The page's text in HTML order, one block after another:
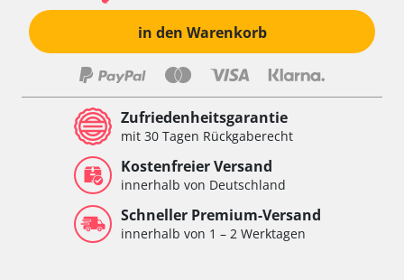
in den Warenkorb
Zufriedenheitsgarantie
mit 30 Tagen Rückgaberecht
Kostenfreier Versand
innerhalb von Deutschland
Schneller Premium-Versand
innerhalb von 1 – 2 Werktagen